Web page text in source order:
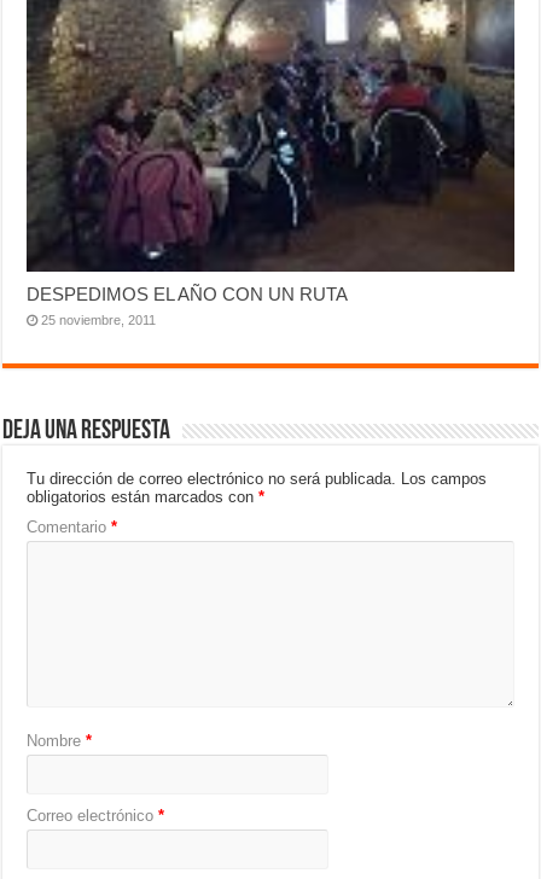
DESPEDIMOS EL AÑO CON UN RUTA
25 noviembre, 2011
Deja una respuesta
Tu dirección de correo electrónico no será publicada. Los campos
obligatorios están marcados con*
Comentario*
Nombre*
Correo electrónico*